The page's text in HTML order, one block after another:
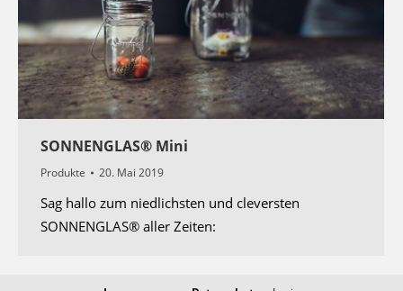
SONNENGLAS® Mini
Produkte 20. Mai 2019
Sag hallo zum niedlichsten und cleversten
SONNENGLAS® aller Zeiten: